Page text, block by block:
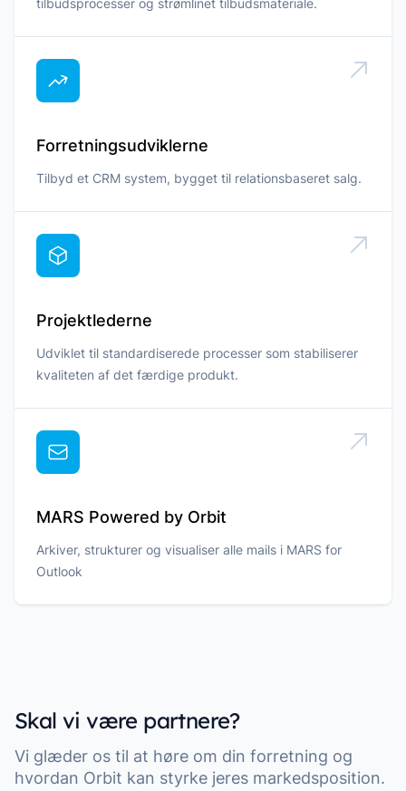
tilbudsprocesser og strømlinet tilbudsmateriale.
Forretningsudviklerne
Tilbyd et CRM system, bygget til relationsbaseret salg.
Projektlederne
Udviklet til standardiserede processer som stabiliserer
kvaliteten af det færdige produkt.
MARS Powered by Orbit
Arkiver, strukturer og visualiser alle mails i MARS for
Outlook
Skal vi være partnere?
Vi glæder os til at høre om din forretning og
hvordan Orbit kan styrke jeres markedsposition.